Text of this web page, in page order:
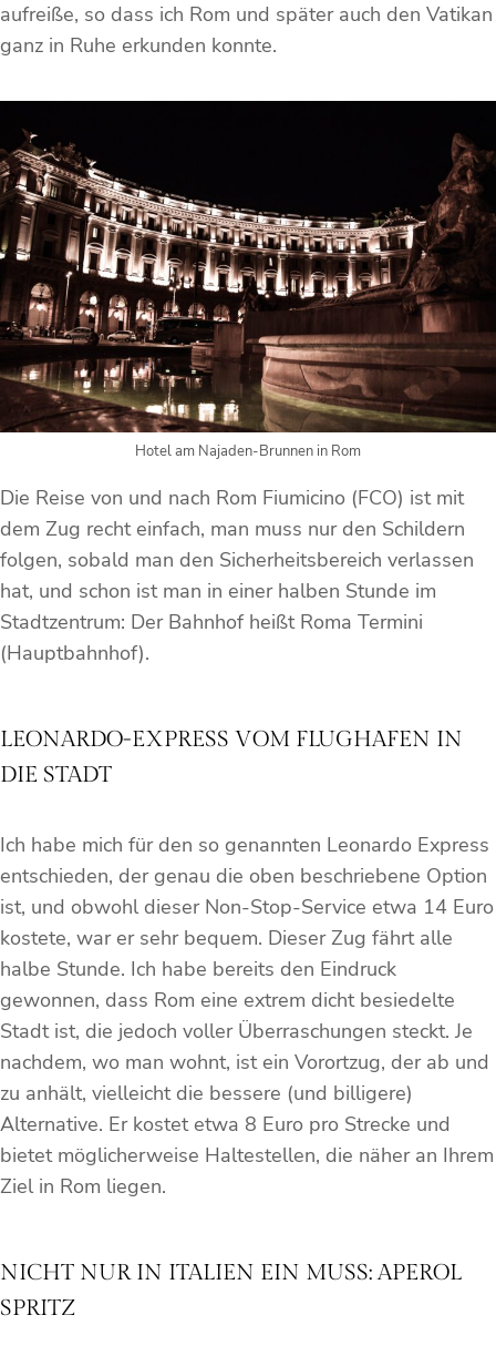
aufreiße, so dass ich Rom und später auch den Vatikan
ganz in Ruhe erkunden konnte.
Hotel am Najaden-Brunnen in Rom
Die Reise von und nach Rom Fiumicino (FCO) ist mit
dem Zug recht einfach, man muss nur den Schildern
folgen, sobald man den Sicherheitsbereich verlassen
hat, und schon ist man in einer halben Stunde im
Stadtzentrum: Der Bahnhof heißt Roma Termini
(Hauptbahnhof).
LEONARDO-EXPRESS VOM FLUGHAFEN IN
DIE STADT
Ich habe mich für den so genannten Leonardo Express
entschieden, der genau die oben beschriebene Option
ist, und obwohl dieser Non-Stop-Service etwa 14 Euro
kostete, war er sehr bequem. Dieser Zug fährt alle
halbe Stunde. Ich habe bereits den Eindruck
gewonnen, dass Rom eine extrem dicht besiedelte
Stadt ist, die jedoch voller Überraschungen steckt. Je
nachdem, wo man wohnt, ist ein Vorortzug, der ab und
zu anhält, vielleicht die bessere (und billigere)
Alternative. Er kostet etwa 8 Euro pro Strecke und
bietet möglicherweise Haltestellen, die näher an Ihrem
Ziel in Rom liegen.
NICHT NUR IN ITALIEN EIN MUSS: APEROL
SPRITZ